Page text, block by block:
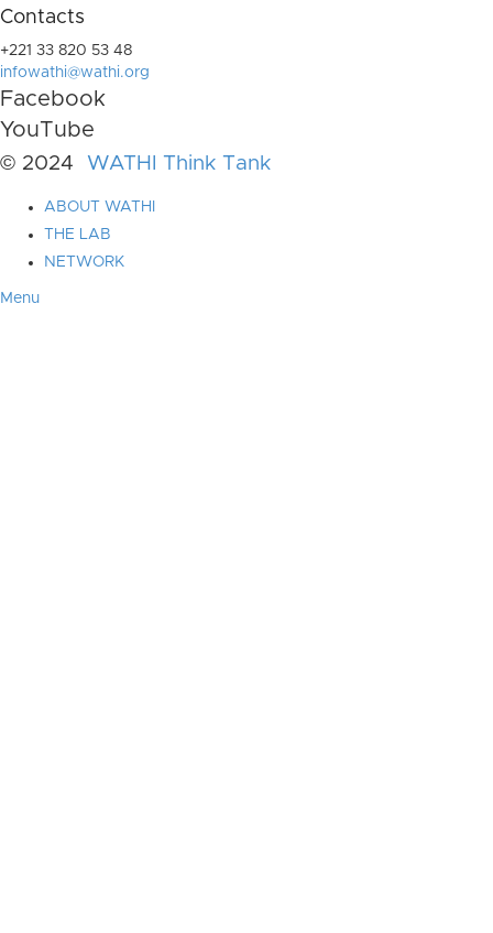
Contacts
+221 33 820 53 48
infowathi@wathi.org
Facebook
YouTube
© 2024 WATHI Think Tank
ABOUT WATHI
THE LAB
NETWORK
Menu